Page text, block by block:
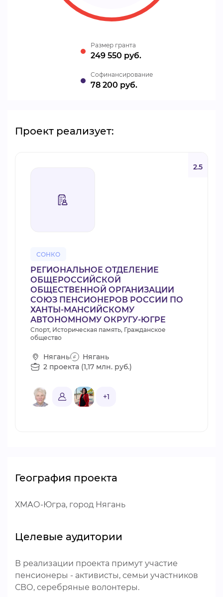
Размер гранта
249 550 руб.
Cофинансирование
78 200 руб.
Проект реализует:
СОНКО
2.5
РЕГИОНАЛЬНОЕ ОТДЕЛЕНИЕ
ОБЩЕРОССИЙСКОЙ
ОБЩЕСТВЕННОЙ ОРГАНИЗАЦИИ
СОЮЗ ПЕНСИОНЕРОВ РОССИИ ПО
ХАНТЫ-МАНСИЙСКОМУ
АВТОНОМНОМУ ОКРУГУ-ЮГРЕ
Спорт, Историческая память, Гражданское
общество
Нягань
Нягань
2 проекта (1,17 млн. руб.)
+1
География проекта
ХМАО-Югра, город Нягань
Целевые аудитории
В реализации проекта примут участие
пенсионеры - активисты, семьи участников
СВО, серебряные волонтеры.